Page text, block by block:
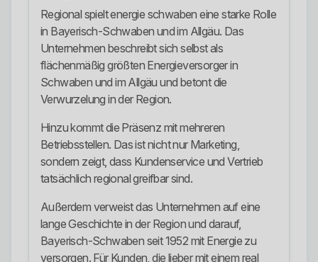
Regional spielt energie schwaben eine starke Rolle
in Bayerisch-Schwaben und im Allgäu. Das
Unternehmen beschreibt sich selbst als
flächenmäßig größten Energieversorger in
Schwaben und im Allgäu und betont die
Verwurzelung in der Region.
Hinzu kommt die Präsenz mit mehreren
Betriebsstellen. Das ist nicht nur Marketing,
sondern zeigt, dass Kundenservice und Vertrieb
tatsächlich regional greifbar sind.
Außerdem verweist das Unternehmen auf eine
lange Geschichte in der Region und darauf,
Bayerisch-Schwaben seit 1952 mit Energie zu
versorgen. Für Kunden, die lieber mit einem real